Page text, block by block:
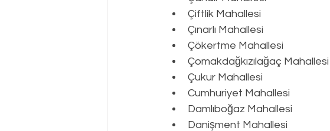
Çiftlik Mahallesi
Çınarlı Mahallesi
Çökertme Mahallesi
Çomakdağkızılağaç Mahallesi
Çukur Mahallesi
Cumhuriyet Mahallesi
Damlıboğaz Mahallesi
Danişment Mahallesi